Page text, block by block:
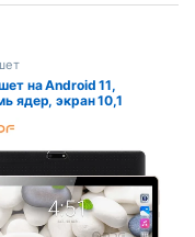
на Android 11,
ядер, экран 10,1